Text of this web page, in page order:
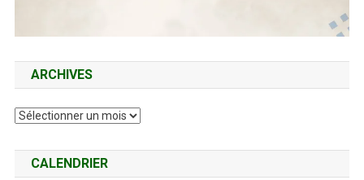
ARCHIVES
Archives
CALENDRIER